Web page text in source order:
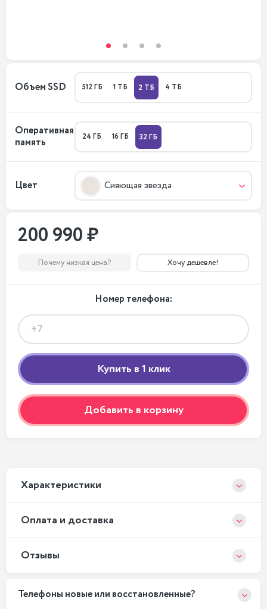
Объем SSD 512 ГБ 1 ТБ 2 ТБ 4 ТБ
Оперативная
память
24 ГБ 16 ГБ 32 ГБ
Цвет Сияющая звезда
200 990 ₽
Почему низкая цена? Хочу дешевле!
Номер телефона:
Добавить в корзину
Xарактеристики
Оплата и доставка
Отзывы
Телефоны новые или восстановленные?